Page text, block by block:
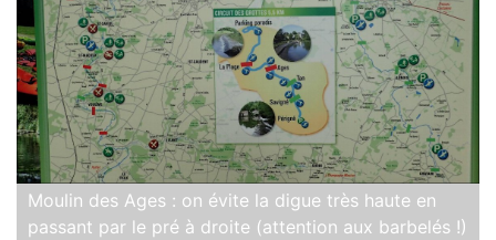
Moulin des Ages : on évite la digue très haute en
passant par le pré à droite (attention aux barbelés !)